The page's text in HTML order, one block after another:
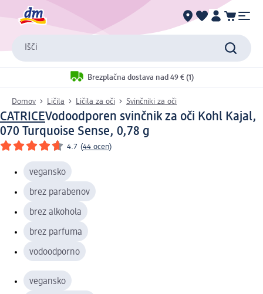
Išči
Brezplačna dostava nad 49 € (1)
Domov Ličila Ličila za oči Svinčniki za oči
CATRICEVodoodporen svinčnik za oči Kohl Kajal,
070 Turquoise Sense, 0,78 g
4.7 (44 ocen)
vegansko
brez parabenov
brez alkohola
brez parfuma
vodoodporno
vegansko